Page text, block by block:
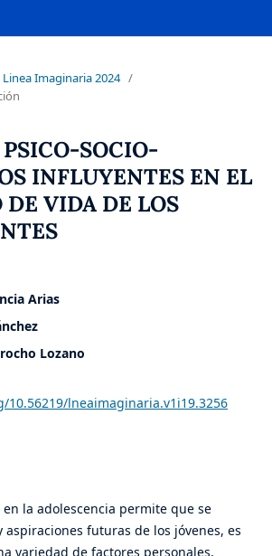
Linea Imaginaria 2024 /
PSICO-SOCIO-
INFLUYENTES EN EL
DE VIDA DE LOS
Arias
Lozano
10.56219/lneaimaginaria.v1i19.3256
la adolescencia permite que se
aspiraciones futuras de los jóvenes, es
variedad de factores personales,